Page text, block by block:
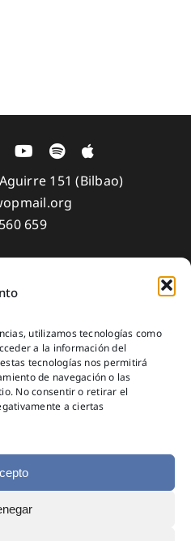
utilizamos tecnologías como
a la información del
tecnologías nos permitirá
de navegación o las
No consentir o retirar el
a ciertas
151 (Bilbao)
659
Legal
Cookies